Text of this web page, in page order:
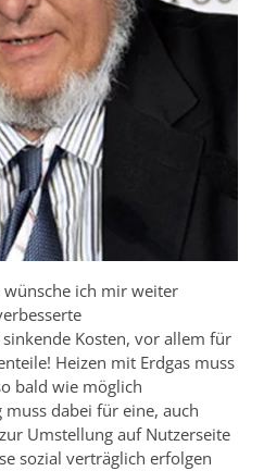
wünsche ich mir weiter
Kosten, vor allem für
Heizen mit Erdgas muss
bald wie möglich
dabei für eine, auch
Umstellung auf Nutzerseite
sozial verträglich erfolgen